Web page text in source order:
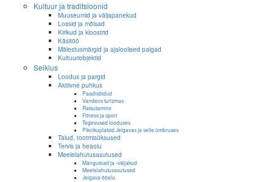
Kultuur ja traditsioonid
Muuseumid ja väljapanekud
Lossid ja mõisad
Kirikud ja kloostrid
Käsitöö
Mälestusmärgid ja ajaloolised paigad
Kultuuriobjektid
Seiklus
Loodus ja pargid
Aktiivne puhkus
Paadisõidud
Vandens turizmas
Ratsutamine
Fitness ja sport
Tegevused looduses
Piknikuplatsid Jelgavas ja selle ümbruses
Talud, tootmisüksused
Tervis ja heaolu
Meelelahutusasutused
Mängutoad ja -väljakud
Meelelahutusasutused
Jelgava ööelu